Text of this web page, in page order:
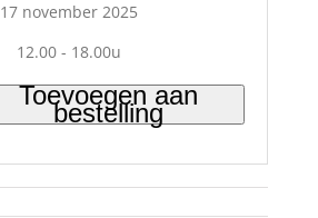
17 november 2025
Toevoegen aan
bestelling